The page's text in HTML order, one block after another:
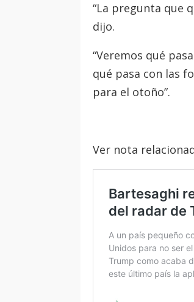
“La pregunta que
dijo.
“Veremos qué
qué pasa con las
para el otoño”.
Ver nota